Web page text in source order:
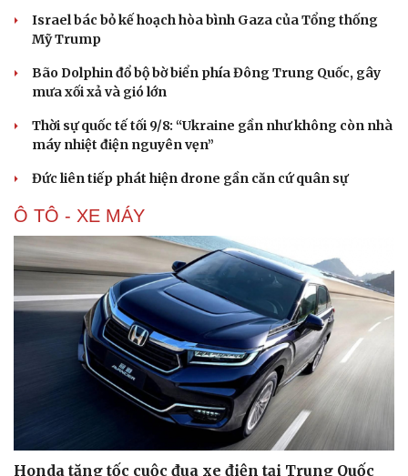
Israel bác bỏ kế hoạch hòa bình Gaza của Tổng thống
Mỹ Trump
Bão Dolphin đổ bộ bờ biển phía Đông Trung Quốc, gây
mưa xối xả và gió lớn
Thời sự quốc tế tối 9/8: “Ukraine gần như không còn nhà
máy nhiệt điện nguyên vẹn”
Đức liên tiếp phát hiện drone gần căn cứ quân sự
Ô TÔ - XE MÁY
Honda tăng tốc cuộc đua xe điện tại Trung Quốc